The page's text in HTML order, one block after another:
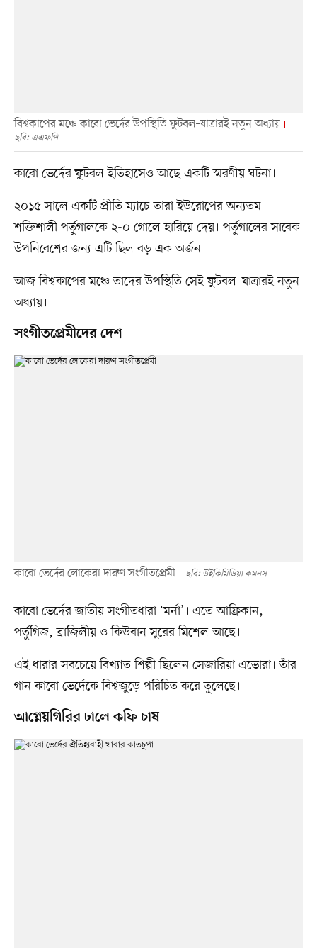
বিশ্বকাপের মঞ্চে কাবো ভের্দের উপস্থিতি ফুটবল–যাত্রারই নতুন অধ্যায়
ছবি: এএফপি
কাবো ভের্দের ফুটবল ইতিহাসেও আছে একটি স্মরণীয় ঘটনা।
২০১৫ সালে একটি প্রীতি ম্যাচে তারা ইউরোপের অন্যতম
শক্তিশালী পর্তুগালকে ২-০ গোলে হারিয়ে দেয়। পর্তুগালের সাবেক
উপনিবেশের জন্য এটি ছিল বড় এক অর্জন।
আজ বিশ্বকাপের মঞ্চে তাদের উপস্থিতি সেই ফুটবল–যাত্রারই নতুন
অধ্যায়।
সংগীতপ্রেমীদের দেশ
কাবো ভের্দের লোকেরা দারুণ সংগীতপ্রেমী ছবি: উইকিমিডিয়া কমনস
কাবো ভের্দের জাতীয় সংগীতধারা ‘মর্না’। এতে আফ্রিকান,
পর্তুগিজ, ব্রাজিলীয় ও কিউবান সুরের মিশেল আছে।
এই ধারার সবচেয়ে বিখ্যাত শিল্পী ছিলেন সেজারিয়া এভোরা। তাঁর
গান কাবো ভের্দেকে বিশ্বজুড়ে পরিচিত করে তুলেছে।
আগ্নেয়গিরির ঢালে কফি চাষ